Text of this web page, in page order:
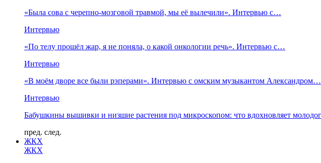
«Была сова с черепно-мозговой травмой, мы её вылечили». Интервью с…
Интервью
«По телу прошёл жар, я не поняла, о какой онкологии речь». Интервью с…
Интервью
«В моём дворе все были рэперами». Интервью с омским музыкантом Александром…
Интервью
Бабушкины вышивки и низшие растения под микроскопом: что вдохновляет
пред. след.
ЖКХ
ЖКХ